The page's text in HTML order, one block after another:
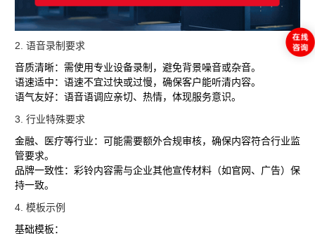
2. ‌ 语音录制要求
音质清晰‌：需使用专业设备录制，避免背景噪音或杂音。
语速适中‌：语速不宜过快或过慢，确保客户能听清内容。
语气友好‌：语音语调应亲切、热情，体现服务意识。
3. ‌ 行业特殊要求
金融、医疗等行业‌：可能需要额外合规审核，确保内容符合行业监
管要求。
品牌一致性‌：彩铃内容需与企业其他宣传材料（如官网、广告）保
持一致。
4. ‌ 模板示例
基础模板‌：